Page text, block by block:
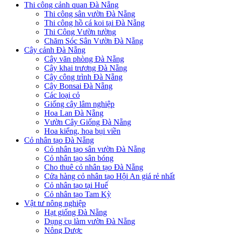
Thi công cảnh quan Đà Nẵng
Thi công sân vườn Đà Nẵng
Thi công hồ cá koi tại Đà Nẵng
Thi Công Vườn tường
Chăm Sóc Sân Vườn Đà Nẵng
Cây cảnh Đà Nẵng
Cây văn phòng Đà Nẵng
Cây khai trương Đà Nẵng
Cây công trình Đà Nẵng
Cây Bonsai Đà Nẵng
Các loại cỏ
Giống cây lâm nghiệp
Hoa Lan Đà Nẵng
Vườn Cây Giống Đà Nẵng
Hoa kiểng, hoa bụi viền
Cỏ nhân tạo Đà Nẵng
Cỏ nhân tạo sân vườn Đà Nẵng
Cỏ nhân tạo sân bóng
Cho thuê cỏ nhân tạo Đà Nẵng
Cửa hàng cỏ nhân tạo Hội An giá rẻ nhất
Cỏ nhân tạo tại Huế
Cỏ nhân tạo Tam Kỳ
Vật tư nông nghiệp
Hạt giống Đà Nẵng
Dụng cụ làm vườn Đà Nẵng
Nông Dược